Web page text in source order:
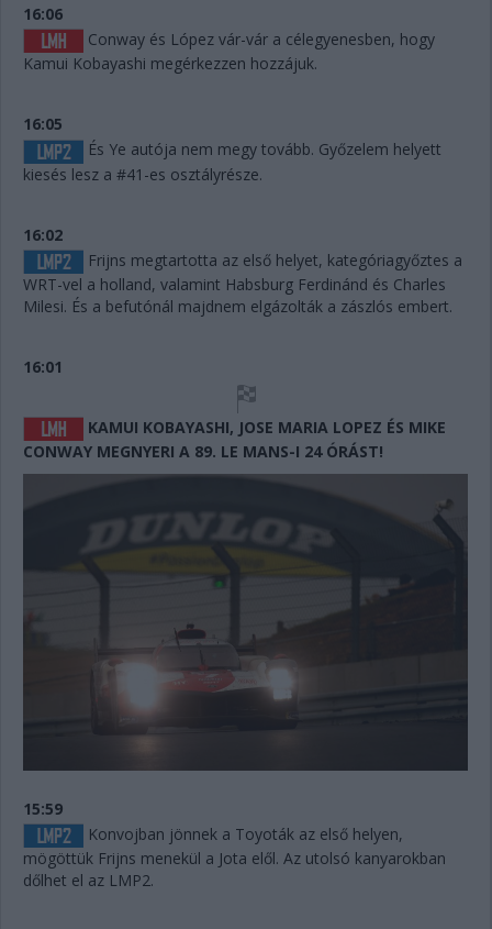
16:06
Conway és López vár-vár a célegyenesben, hogy
Kamui Kobayashi megérkezzen hozzájuk.
16:05
És Ye autója nem megy tovább. Győzelem helyett
kiesés lesz a #41-es osztályrésze.
16:02
Frijns megtartotta az első helyet, kategóriagyőztes a
WRT-vel a holland, valamint Habsburg Ferdinánd és Charles
Milesi. És a befutónál majdnem elgázolták a zászlós embert.
16:01
KAMUI KOBAYASHI, JOSE MARIA LOPEZ ÉS MIKE
CONWAY MEGNYERI A 89. LE MANS-I 24 ÓRÁST!
15:59
Konvojban jönnek a Toyoták az első helyen,
mögöttük Frijns menekül a Jota elől. Az utolsó kanyarokban
dőlhet el az LMP2.